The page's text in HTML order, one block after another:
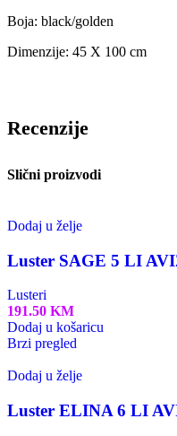
Boja: black/golden
Dimenzije: 45 X 100 cm
Recenzije
Slični proizvodi
Dodaj u želje
Luster SAGE 5 LI
Lusteri
191.50 KM
Dodaj u košaricu
Brzi pregled
Dodaj u želje
Luster ELINA 6 LI